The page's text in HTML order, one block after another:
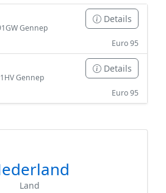
Gennep
Details
Euro 95
Gennep
Details
Euro 95
Land